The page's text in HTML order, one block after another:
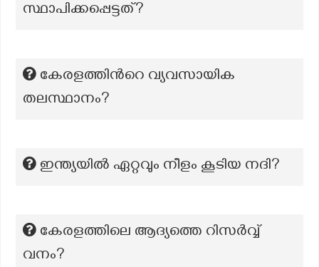
സ്ഥാപിക്കപ്പെട്ടത്?
കേരളത്തിന്‍റെ വ്യവസായിക
തലസ്ഥാനം?
ഇന്ത്യയിൽ ഏറ്റവും നീളം കൂടിയ നദി?
കേരളത്തിലെ ആദ്യത്തെ റിസര്‍വ്വ്
വനം?